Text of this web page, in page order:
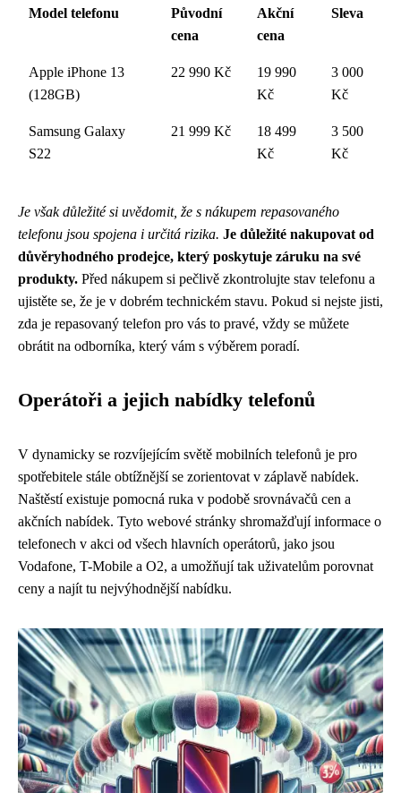
Model telefonu
Původní
cena
Akční
cena
Sleva
Apple iPhone 13
(128GB)
22 990 Kč
19 990
Kč
3 000
Kč
Samsung Galaxy
S22
21 999 Kč
18 499
Kč
3 500
Kč
Je však důležité si uvědomit, že s nákupem repasovaného
telefonu jsou spojena i určitá rizika. Je důležité nakupovat od
důvěryhodného prodejce, který poskytuje záruku na své
produkty. Před nákupem si pečlivě zkontrolujte stav telefonu a
ujistěte se, že je v dobrém technickém stavu. Pokud si nejste jisti,
zda je repasovaný telefon pro vás to pravé, vždy se můžete
obrátit na odborníka, který vám s výběrem poradí.
Operátoři a jejich nabídky telefonů
V dynamicky se rozvíjejícím světě mobilních telefonů je pro
spotřebitele stále obtížnější se zorientovat v záplavě nabídek.
Naštěstí existuje pomocná ruka v podobě srovnávačů cen a
akčních nabídek. Tyto webové stránky shromažďují informace o
telefonech v akci od všech hlavních operátorů, jako jsou
Vodafone, T-Mobile a O2, a umožňují tak uživatelům porovnat
ceny a najít tu nejvýhodnější nabídku.